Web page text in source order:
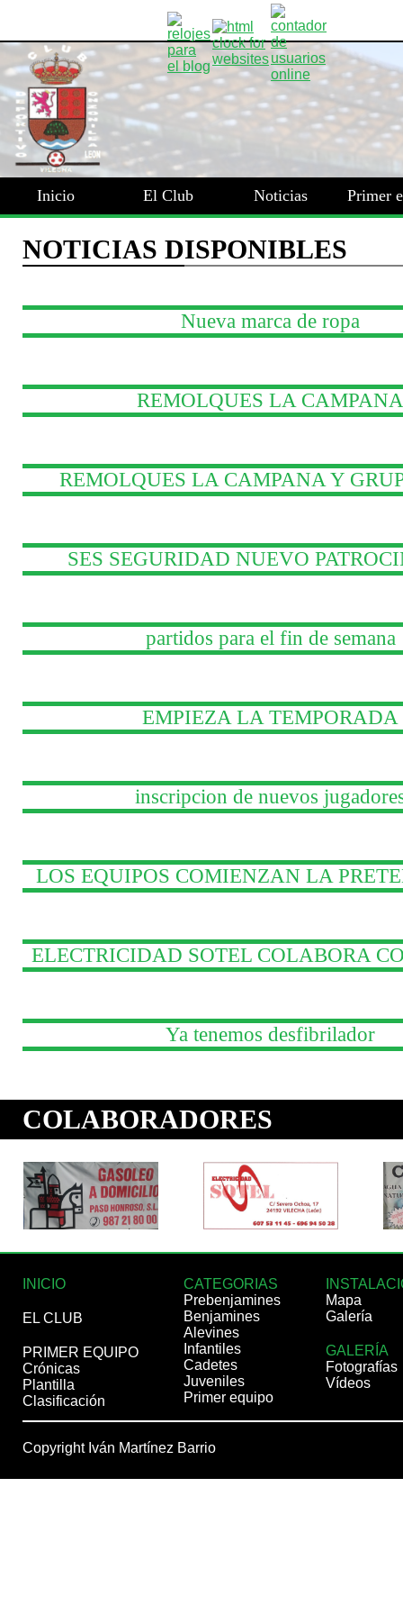
Inicio El Club Noticias Primer
Nueva marca de ropa
REMOLQUES LA
REMOLQUES LA CAMPANA Y
SES SEGURIDAD NUEVO
partidos para el fin de semana
EMPIEZA LA TEMPORADA
inscripcion de nuevos
LOS EQUIPOS COMIENZAN LA
ELECTRICIDAD SOTEL COLABORA
Ya tenemos desfibrilador
INICIO
EL CLUB
PRIMER EQUIPO
Crónicas
Plantilla
Clasificación
CATEGORIAS
Prebenjamines
Benjamines
Alevines
Infantiles
Cadetes
Juveniles
Primer equipo
Mapa
Galería
GALERÍA
Fotografías
Vídeos
Copyright Iván Martínez Barrio